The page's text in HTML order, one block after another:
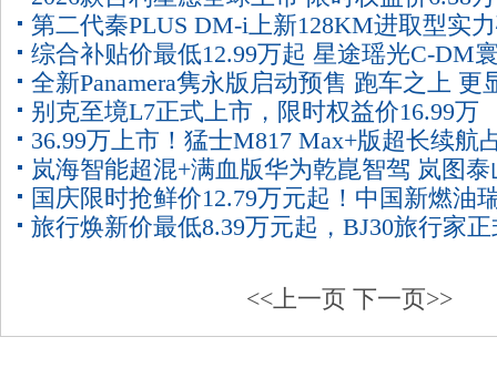
起
第二代秦PLUS DM-i上新128KM进取型实
压燃油，加强紧凑型家轿市场布局
综合补贴价最低12.99万起 星途瑶光C-DM
版正式上市
全新Panamera隽永版启动预售 跑车之上 更
代奢华
别克至境L7正式上市，限时权益价16.99万
~21.59万元
36.99万上市！猛士M817 Max+版超长续航
位，通勤、露营、长穿全场景精准适配！
岚海智能超混+满血版华为乾崑智驾 岚图泰
全球首秀
国庆限时抢鲜价12.79万元起！中国新燃油
双旗舰上市
旅行焕新价最低8.39万元起，BJ30旅行家正
<<上一页 下一页>>